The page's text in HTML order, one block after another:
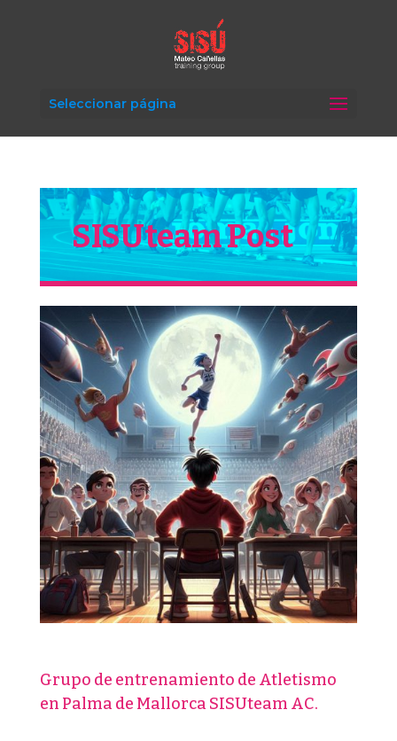
Seleccionar página
SISUteam Post
Grupo de entrenamiento de Atletismo
en Palma de Mallorca SISUteam AC.